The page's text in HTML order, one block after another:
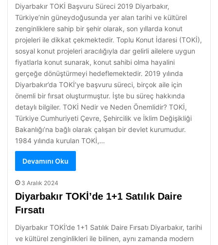
Diyarbakır TOKİ Başvuru Süreci 2019 Diyarbakır,
Türkiye’nin güneydoğusunda yer alan tarihi ve kültürel
zenginliklere sahip bir şehir olarak, son yıllarda konut
projeleri ile dikkat çekmektedir. Toplu Konut İdaresi (TOKİ),
sosyal konut projeleri aracılığıyla dar gelirli ailelere uygun
fiyatlarla konut sunarak, konut sahibi olma hayalini
gerçeğe dönüştürmeyi hedeflemektedir. 2019 yılında
Diyarbakır’da TOKİ’ye başvuru süreci, birçok aile için
önemli bir fırsat oluşturmuştur. İşte bu süreç hakkında
detaylı bilgiler. TOKİ Nedir ve Neden Önemlidir? TOKİ,
Türkiye Cumhuriyeti Çevre, Şehircilik ve İklim Değişikliği
Bakanlığı’na bağlı olarak çalışan bir devlet kurumudur.
1984 yılında kurulan TOKİ,…
Devamını Oku
3 Aralık 2024
Diyarbakır TOKİ’de 1+1 Satılık Daire
Fırsatı
Diyarbakır TOKİ’de 1+1 Satılık Daire Fırsatı Diyarbakır, tarihi
ve kültürel zenginlikleri ile bilinen, aynı zamanda modern